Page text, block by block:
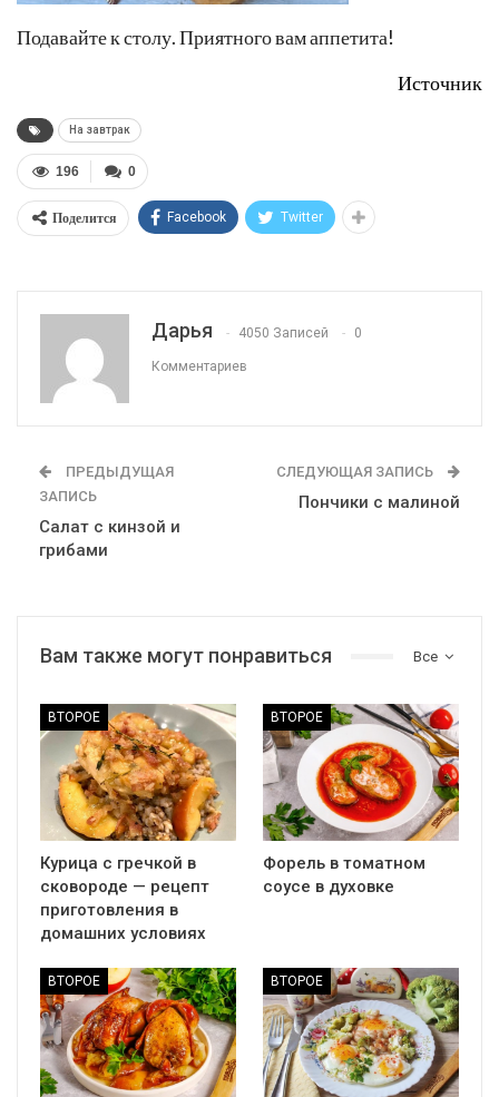
Подавайте к столу. Приятного вам аппетита!
Источник
На завтрак
0
196
Поделится Facebook Twitter
Дарья 4050 Записей 0
Комментариев
ПРЕДЫДУЩАЯ
ЗАПИСЬ
Салат с кинзой и
грибами
СЛЕДУЮЩАЯ ЗАПИСЬ
Пончики с малиной
Все
Вам также могут понравиться
ВТОРОЕ
Курица с гречкой в
сковороде — рецепт
приготовления в
домашних условиях
ВТОРОЕ
Форель в томатном
соусе в духовке
ВТОРОЕ ВТОРОЕ